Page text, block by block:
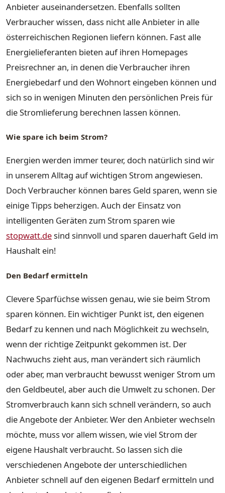
Anbieter auseinandersetzen. Ebenfalls sollten
Verbraucher wissen, dass nicht alle Anbieter in alle
österreichischen Regionen liefern können. Fast alle
Energielieferanten bieten auf ihren Homepages
Preisrechner an, in denen die Verbraucher ihren
Energiebedarf und den Wohnort eingeben können und
sich so in wenigen Minuten den persönlichen Preis für
die Stromlieferung berechnen lassen können.
Wie spare ich beim Strom?
Energien werden immer teurer, doch natürlich sind wir
in unserem Alltag auf wichtigen Strom angewiesen.
Doch Verbraucher können bares Geld sparen, wenn sie
einige Tipps beherzigen. Auch der Einsatz von
intelligenten Geräten zum Strom sparen wie
stopwatt.desind sinnvoll und sparen dauerhaft Geld im
Haushalt ein!
Den Bedarf ermitteln
Clevere Sparfüchse wissen genau, wie sie beim Strom
sparen können. Ein wichtiger Punkt ist, den eigenen
Bedarf zu kennen und nach Möglichkeit zu wechseln,
wenn der richtige Zeitpunkt gekommen ist. Der
Nachwuchs zieht aus, man verändert sich räumlich
oder aber, man verbraucht bewusst weniger Strom um
den Geldbeutel, aber auch die Umwelt zu schonen. Der
Stromverbrauch kann sich schnell verändern, so auch
die Angebote der Anbieter. Wer den Anbieter wechseln
möchte, muss vor allem wissen, wie viel Strom der
eigene Haushalt verbraucht. So lassen sich die
verschiedenen Angebote der unterschiedlichen
Anbieter schnell auf den eigenen Bedarf ermitteln und